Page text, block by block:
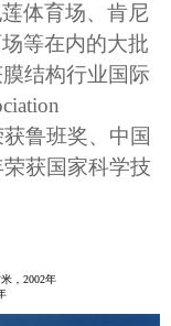
体育场、肯尼
等在内的大批
结构行业国际
鲁班奖、中国
获国家科学技
，2002年